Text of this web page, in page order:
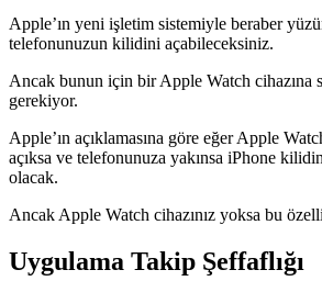
Apple’ın yeni işletim sistemiyle beraber
telefonunuzun kilidini açabileceksiniz.
Ancak bunun için bir Apple Watch cihazına
gerekiyor.
Apple’ın açıklamasına göre eğer Apple
açıksa ve telefonunuza yakınsa iPhone
olacak.
Ancak Apple Watch cihazınız yoksa bu
Uygulama Takip Şeffaflığı